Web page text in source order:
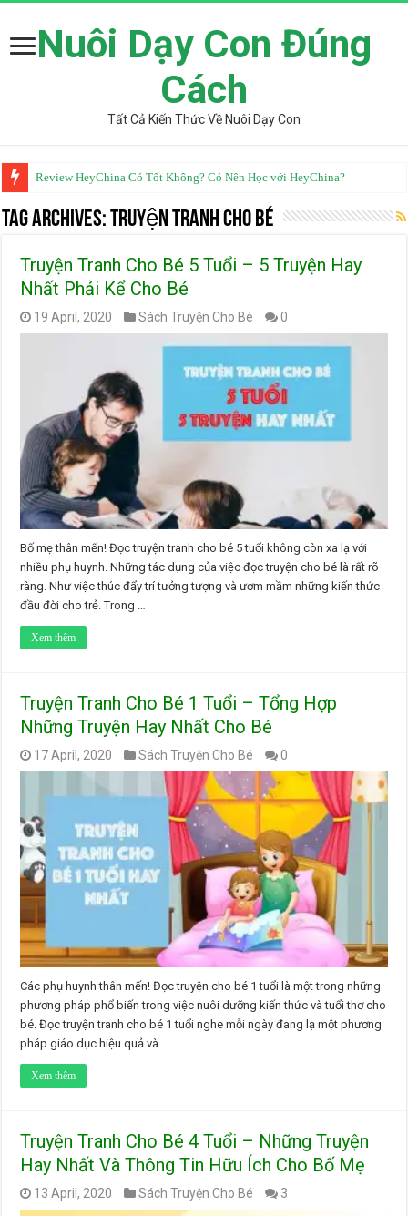
Nuôi Dạy Con Đúng
Cách
Tất Cả Kiến Thức Về Nuôi Dạy Con
Review HeyChina Có Tốt Không? Có Nên Học với HeyChina?
Từ Điển Mazii Có Tốt Không? Review Chi Tiết Từ Góc Nhìn Chuyên Gia
Tag Archives:Truyện Tranh Cho Bé
Truyện Tranh Cho Bé 5 Tuổi – 5 Truyện Hay
Nhất Phải Kể Cho Bé
19 April, 2020 Sách Truyện Cho Bé 0
Bố mẹ thân mến! Đọc truyện tranh cho bé 5 tuổi không còn xa lạ với
nhiều phụ huynh. Những tác dụng của việc đọc truyện cho bé là rất rõ
ràng. Như việc thúc đẩy trí tưởng tượng và ươm mầm những kiến thức
đầu đời cho trẻ. Trong …
Xem thêm
Truyện Tranh Cho Bé 1 Tuổi – Tổng Hợp
Những Truyện Hay Nhất Cho Bé
17 April, 2020 Sách Truyện Cho Bé 0
Các phụ huynh thân mến! Đọc truyện cho bé 1 tuổi là một trong những
phương pháp phổ biến trong việc nuôi dưỡng kiến thức và tuổi thơ cho
bé. Đọc truyện tranh cho bé 1 tuổi nghe mỗi ngày đang lạ một phương
pháp giáo dục hiệu quả và …
Xem thêm
Truyện Tranh Cho Bé 4 Tuổi – Những Truyện
Hay Nhất Và Thông Tin Hữu Ích Cho Bố Mẹ
13 April, 2020 Sách Truyện Cho Bé 3